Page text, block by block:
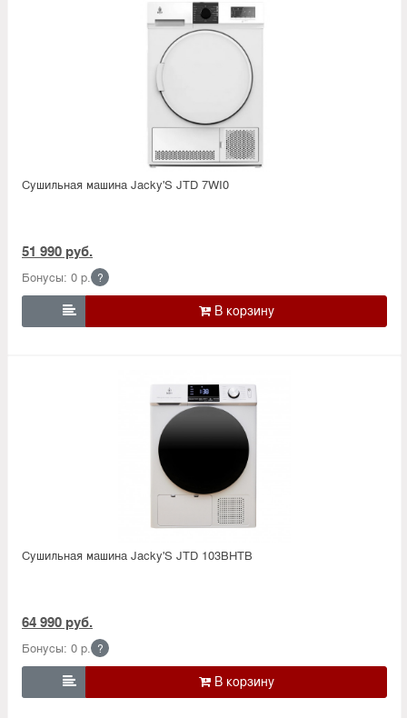
Сушильная машина Jacky'S JTD 7WI0
51 990 руб.
Бонусы: 0 р. ?

Сушильная машина Jacky'S JTD 103BHTB
64 990 руб.
Бонусы: 0 р. ?
